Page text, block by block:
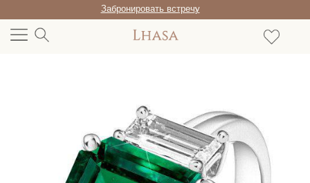
Забронировать встречу